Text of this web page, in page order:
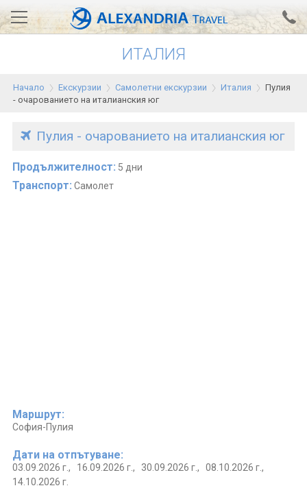
Проверка на резервация
АЛЕКСАНДРИЯ хотели
ИТАЛИЯ
Начало Екскурзии Самолетни екскурзии Италия
Пулия
- очарованието на италианския юг
Пулия - очарованието на италианския юг
Продължителност: 5 дни
Транспорт: Самолет
Маршрут:
София-Пулия
Дати на отпътуване:
03.09.2026 г., 16.09.2026 г., 30.09.2026 г., 08.10.2026 г.,
14.10.2026 г.